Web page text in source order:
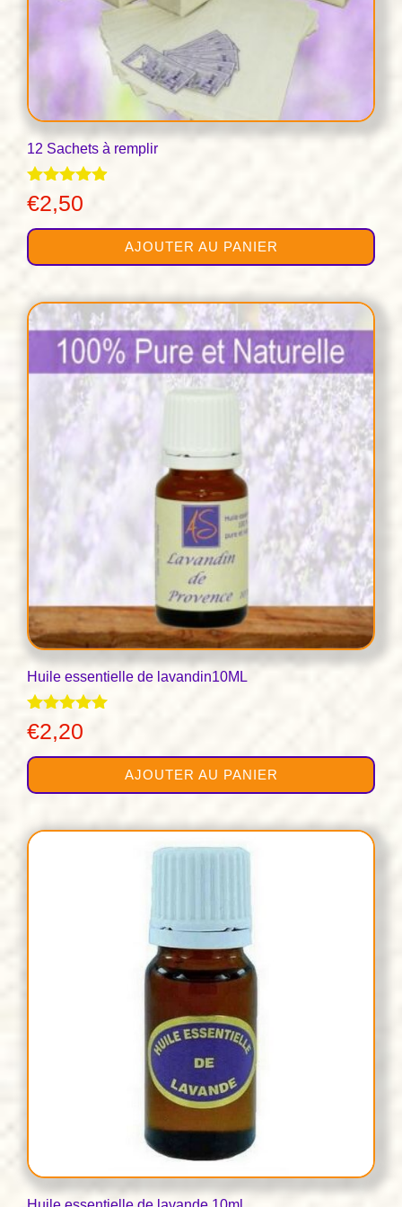
12 Sachets à remplir
Note
4.83
sur 5
€2,50
AJOUTER AU PANIER
Huile essentielle de lavandin10ML
Note
4.89
sur 5
€2,20
AJOUTER AU PANIER